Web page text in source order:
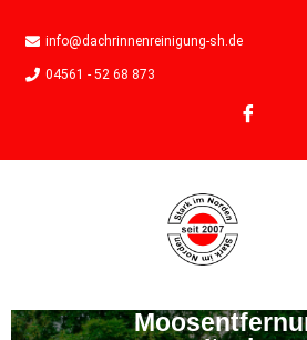
info@dachrinnenreinigung-sh.de
04561 - 52 68 873